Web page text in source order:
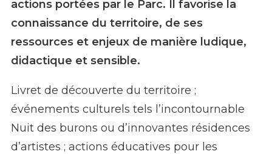
actions portées par le Parc. Il favorise la
connaissance du territoire, de ses
ressources et enjeux de manière ludique,
didactique et sensible.
Livret de découverte du territoire ;
événements culturels tels l’incontournable
Nuit des burons ou d’innovantes résidences
d’artistes ; actions éducatives pour les